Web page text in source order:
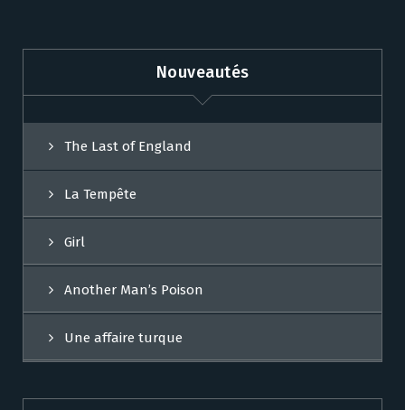
Nouveautés
The Last of England
La Tempête
Girl
Another Man’s Poison
Une affaire turque